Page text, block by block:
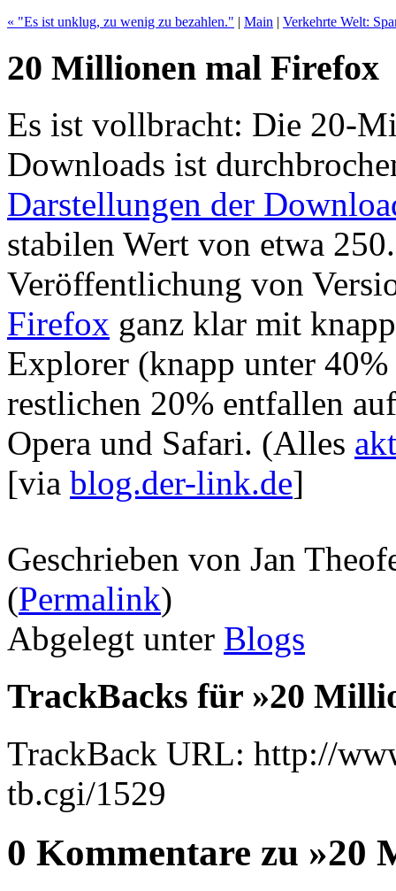
« "Es ist unklug, zu wenig zu bezahlen." | Main | Verkehrte Welt:
20 Millionen mal Firefox
Es ist vollbracht: Die 20-
Downloads ist
Darstellungen der
stabilen Wert von etwa
Veröffentlichung von
Firefox ganz klar mit
Explorer (knapp unter
restlichen 20% entfallen
Opera und Safari. (Alles
[via blog.der-link.de]
Geschrieben von Jan
(Permalink)
Abgelegt unter Blogs
TrackBacks für »20
TrackBack URL: http://
tb.cgi/1529
0 Kommentare zu »20